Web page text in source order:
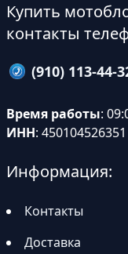
Купить
контакты
(910) 113-44-
Время работы:
ИНН: 450104526351
Информация:
Контакты
Доставка